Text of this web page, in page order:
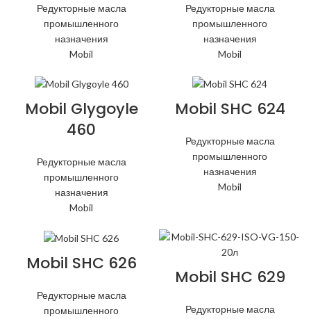
Редукторные масла
промышленного
назначения
Mobil
Редукторные масла
промышленного
назначения
Mobil
Mobil Glygoyle
460
Редукторные масла
промышленного
назначения
Mobil
Mobil SHC 624
Редукторные масла
промышленного
назначения
Mobil
Mobil SHC 626
Редукторные масла
промышленного
Mobil SHC 629
Редукторные масла